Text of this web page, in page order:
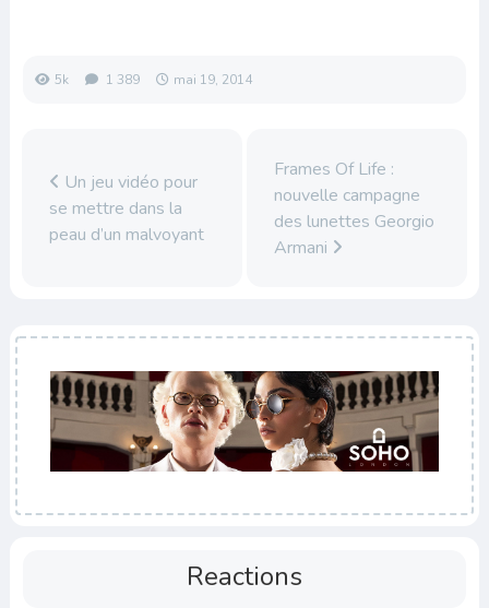
5k 1 389 mai 19, 2014
Un jeu vidéo pour
se mettre dans la
peau d’un malvoyant
Frames Of Life :
nouvelle campagne
des lunettes Georgio
Armani
Reactions